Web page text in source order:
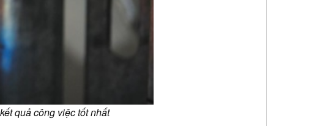
quả công việc tốt nhất